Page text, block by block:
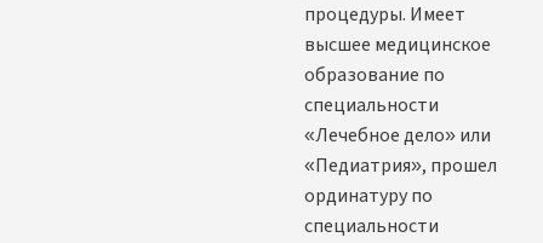
процедуры. Имеет
высшее медицинское
образование по
специальности
«Лечебное дело» или
«Педиатрия», прошел
ординатуру по
специальности